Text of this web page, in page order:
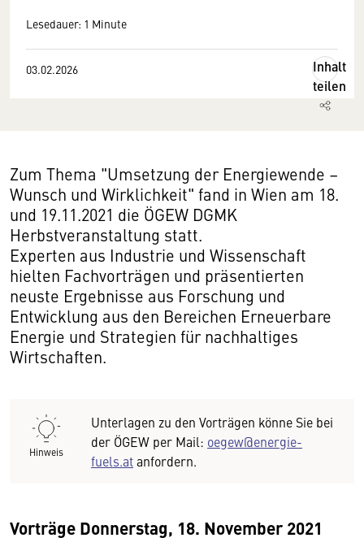
Lesedauer: 1 Minute
03.02.2026
Inhalt
teilen
Zum Thema "Umsetzung der Energiewende –
Wunsch und Wirklichkeit" fand in Wien am 18.
und 19.11.2021 die ÖGEW DGMK
Herbstveranstaltung statt.
Experten aus Industrie und Wissenschaft
hielten Fachvorträgen und präsentierten
neuste Ergebnisse aus Forschung und
Entwicklung aus den Bereichen Erneuerbare
Energie und Strategien für nachhaltiges
Wirtschaften.
Hinweis
Unterlagen zu den Vorträgen könne Sie bei
der ÖGEW per Mail: oegew@energie-
fuels.atanfordern.
Vorträge Donnerstag, 18. November 2021